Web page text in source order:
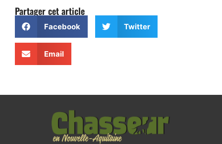
Partager cet article
Facebook Twitter
Email